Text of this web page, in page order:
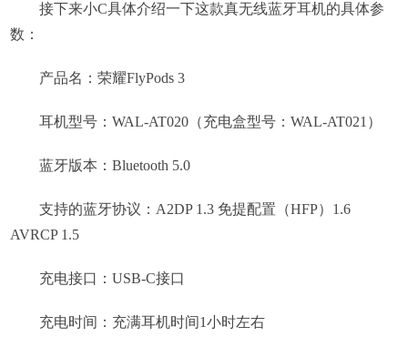
接下来小C具体介绍一下这款真无线蓝牙耳机的具体参
数：
产品名：荣耀FlyPods 3
耳机型号：WAL-AT020（充电盒型号：WAL-AT021）
蓝牙版本：Bluetooth 5.0
支持的蓝牙协议：A2DP 1.3 免提配置（HFP）1.6
AVRCP 1.5
充电接口：USB-C接口
充电时间：充满耳机时间1小时左右